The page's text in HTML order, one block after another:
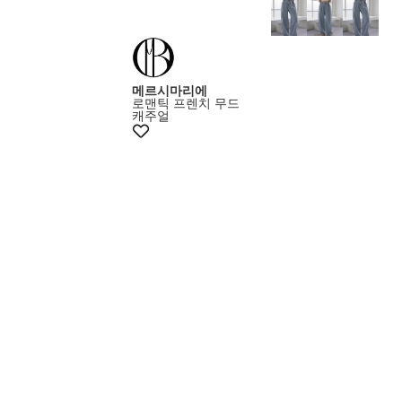
메르시마리에
로맨틱 프렌치 무드
캐주얼